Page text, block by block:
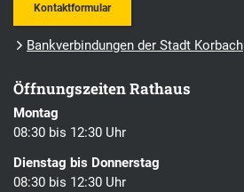
Kontaktformular
Bankverbindungen der Stadt Korbach
Öffnungszeiten Rathaus
Montag
08:30 bis 12:30 Uhr
Dienstag bis Donnerstag
08:30 bis 12:30 Uhr